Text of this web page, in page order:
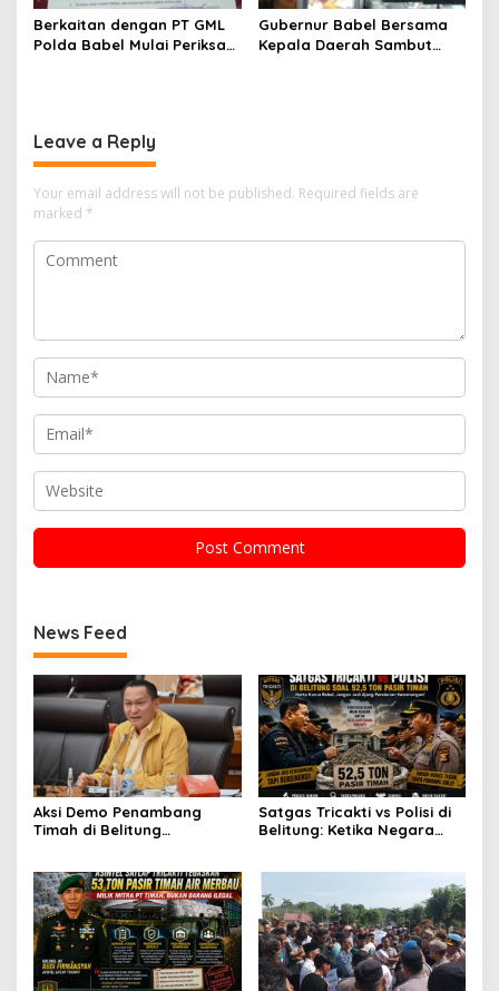
Berkaitan dengan PT GML
Polda Babel Mulai Periksa
Gubernur Babel Bersama
Kepala Daerah Sambut
Leave a Reply
Your email address will not be published. Required fields are
marked *
News Feed
Aksi Demo Penambang
Timah di Belitung
Dorong Perpres Segera
Terbit
Satgas Tricakti vs Polisi di
Belitung: Ketika Negara